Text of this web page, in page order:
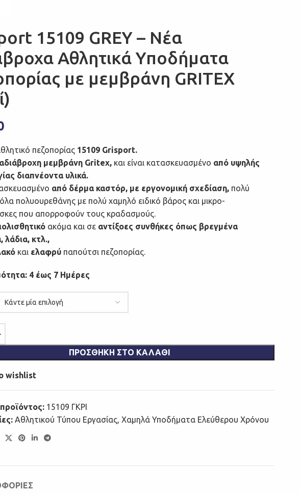
15109 GREY – Νέα
Αθλητικά Υποδήματα
με μεμβράνη GRITEX
πεζοπορίας 15109 Grisport.
αδιάβροχη μεμβράνη Gritex,και είναι κατασκευασμένο από υψηλής
διαπνέοντα υλικά.
από δέρμα καστόρ, με εργονομική σχεδίαση,πολύ
πολυουρεθάνης με πολύ χαμηλό ειδικό βάρος και μικρο-
που απορροφούν τους κραδασμούς.
ακόμα και σε αντίξοες συνθήκες όπως βρεγμένα
λάδια, κτλ.,
και ελαφρύπαπούτσι πεζοπορίας.
4 έως 7 Ημέρες
ΠΡΟΣΘΉΚΗ ΣΤΟ ΚΑΛΆΘΙ
wishlist
15109 ΓΚΡΙ
Αθλητικού Τύπου Εργασίας, Χαμηλά Υποδήματα Ελεύθερου Χρόνου